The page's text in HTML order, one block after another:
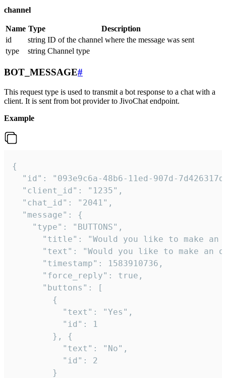
channel
Name Type
Description
id
string ID of the channel where the message was sent
type
string Channel type
BOT_MESSAGE#
This request type is used to transmit a bot response to a chat with a
client. It is sent from bot provider to JivoChat endpoint.
Example
{
"id": "093e9c6a-48b6-11ed-907d-
  "client_id": "1235",
  "chat_id": "2041",
  "message": {
    "type": "BUTTONS",
"title": "Would you like to make an
"text": "Would you like to make an
      "timestamp": 1583910736,
      "force_reply": true,
      "buttons": [
        {
          "text": "Yes",
          "id": 1
        }, {
          "text": "No",
          "id": 2
        }